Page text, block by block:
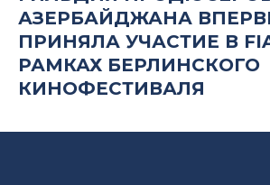
АЗЕРБАЙДЖАНА
ПРИНЯЛА УЧАСТИЕ В
РАМКАХ БЕРЛИНСКОГО
КИНОФЕСТИВАЛЯ